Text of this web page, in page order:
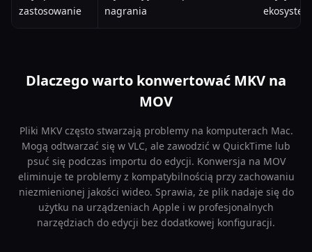
zastosowanie
nagrania
Dlaczego warto konwertować MKV na
MOV
Pliki MKV często stwarzają problemy na komputerach Mac.
Mogą odtwarzać się w VLC, ale zawodzić w QuickTime lub
psuć się podczas importu do edycji. Konwersja na MOV
eliminuje te problemy z kompatybilnością przy zachowaniu
niezmienionej jakości wideo. Sprawia, że plik nadaje się do
użytku na urządzeniach Apple i w profesjonalnych
narzędziach do edycji bez dodatkowej konfiguracji.